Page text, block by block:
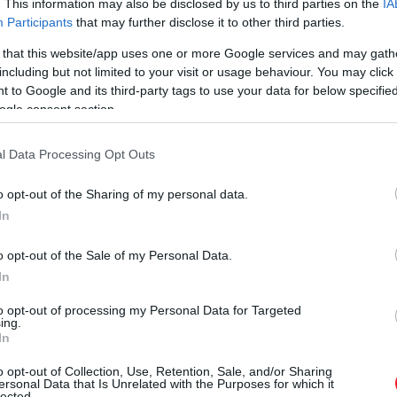
This information may also be disclosed by us to third parties on the
Participants that may further disclose it to other third parties.
that this website/app uses one or more Google services and may
but not limited to your visit or usage behaviour. You may
to Google and its third-party tags to use your data for below
consent section.
Data Processing Opt Outs
opt-out of the Sharing of my personal data.
opt-out of the Sale of my Personal Data.
opt-out of processing my Personal Data for Targeted
opt-out of Collection, Use, Retention, Sale, and/or Sharing
Data that Is Unrelated with the Purposes for which it
irodalmi pálya áll előtte. A következő művei
egyre inkább kívülállónak érezte magát.
Körhöz, egy radikális értelmiségi társasághoz,
A hatalom ezt árulásnak nyilvánította, így
bukás volt, kettétörte Melville karrierjét
A halálos ítéletet négy év szibériai
a cél pedig az volt, hogy a politikai foglyokat